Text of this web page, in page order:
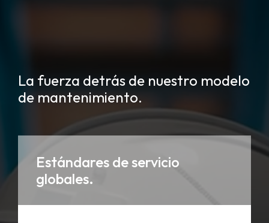
La fuerza detrás de nuestro modelo
de mantenimiento.
Estándares de servicio
globales.